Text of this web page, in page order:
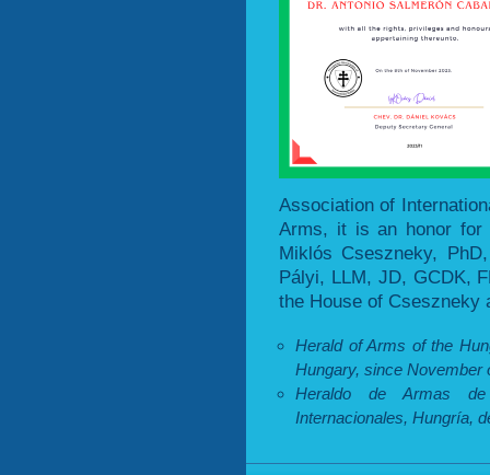
Association of
Arms, it is an honor for
Miklós Cseszneky,
Pályi, LLM, JD, GCDK,
the House of Cseszneky
Herald of Arms of the
Hungary, since November
Heraldo de Armas
Internacionales, Hungría,